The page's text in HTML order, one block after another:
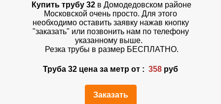
Купить трубу 32 в Домодедовском районе
Московской очень просто. Для этого
необходимо оставить заявку нажав кнопку
"заказать" или позвонить нам по телефону
указанному выше.
Резка трубы в размер БЕСПЛАТНО.
Труба 32 цена за метр от : 358 руб
Заказать